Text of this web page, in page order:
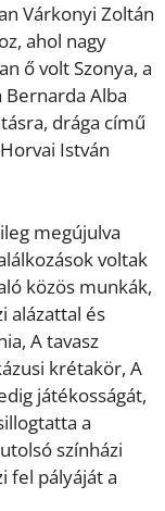
Várkonyi Zoltán
ahol nagy
ő volt Szonya, a
Alba
drága című
István
megújulva
voltak
közös munkák,
alázattal és
A tavasz
krétakör, A
játékosságát,
a
színházi
fel pályáját a